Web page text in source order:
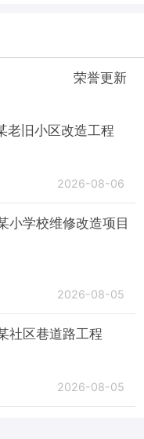
荣誉更新
老旧小区改造工程
2026-08-06
小学校维修改造项目
2026-08-05
社区巷道路工程
2026-08-05